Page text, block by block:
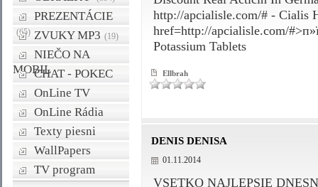
PREZENTÁCIE
(65) ZVUKY MP3 (19)
NIEČO NA
MOBILCHAT - POKEC
OnLine TV
OnLine Rádia
Texty piesni
WallPapers
TV program
http://apcialisle.com/# - Cialis
href=http://apcialisle.com/
Potassium Tablets
Ellbrah
DENIS DENISA
01.11.2014
VSETKO NAJLEPSIE